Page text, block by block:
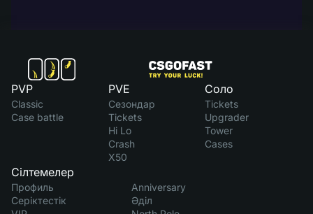
PVP
Classic
Case battle
PVE
Сезондар
Tickets
Hi Lo
Crash
X50
Соло
Tickets
Upgrader
Tower
Cases
Сілтемелер
Профиль
Серіктестік
Anniversary
Әділ